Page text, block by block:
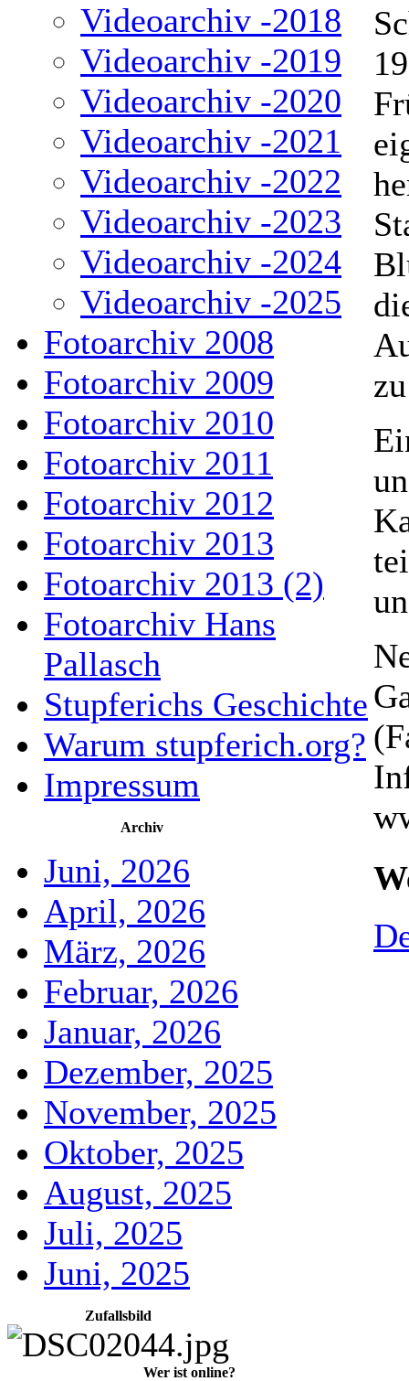
Videoarchiv -2018
Videoarchiv -2019
Videoarchiv -2020
Videoarchiv -2021
Videoarchiv -2022
Videoarchiv -2023
Videoarchiv -2024
Videoarchiv -2025
Fotoarchiv 2008
Fotoarchiv 2009
Fotoarchiv 2010
Fotoarchiv 2011
Fotoarchiv 2012
Fotoarchiv 2013
Fotoarchiv 2013 (2)
Fotoarchiv Hans
Pallasch
Stupferichs Geschichte
Warum stupferich.org?
Impressum
Archiv
Juni, 2026
April, 2026
März, 2026
Februar, 2026
Januar, 2026
Dezember, 2025
November, 2025
Oktober, 2025
August, 2025
Juli, 2025
Juni, 2025
Zufallsbild
Wer ist online?